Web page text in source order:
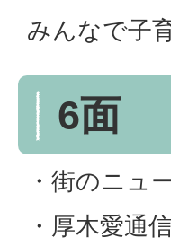
みんなで子
6面
・街のニュ
・厚木愛通信